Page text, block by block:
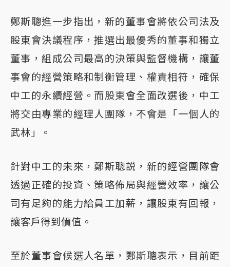
鄭斯聰進一步指出，新的董事會將依公司法及
股東會決議程序，推選出最優秀的董事和獨立
董事，組成公司最高的決策與監督機構，讓董
事會的經營策略和制衡管理、權責相符，確保
中工的永續經營。而股東會全面改選後，中工
將交由專業的經理人團隊，不會是「一個人的
武林」。
針對中工的未來，鄭斯聰説，新的經營團隊會
透過正確的投資、策略佈局與經營效率，讓公
司有足夠的能力給員工加薪，讓股東有回報，
讓客戶得到價值。
至於董事會候選人名單，鄭斯聰表示，目前距